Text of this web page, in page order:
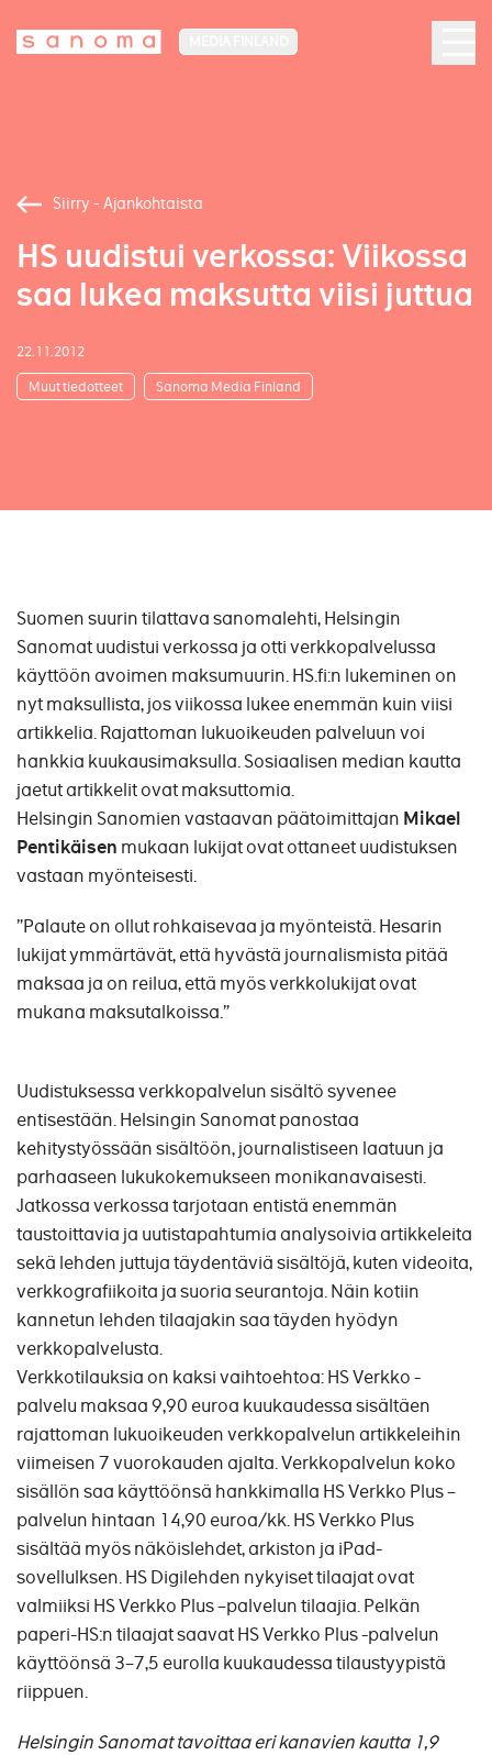
Siirry - Ajankohtaista
HS uudistui verkossa: Viikossa
saa lukea maksutta viisi juttua
22.11.2012
Muut tiedotteet Sanoma Media Finland
Suomen suurin tilattava sanomalehti, Helsingin
Sanomat uudistui verkossa ja otti verkkopalvelussa
käyttöön avoimen maksumuurin. HS.fi:n lukeminen on
nyt maksullista, jos viikossa lukee enemmän kuin viisi
artikkelia. Rajattoman lukuoikeuden palveluun voi
hankkia kuukausimaksulla. Sosiaalisen median kautta
jaetut artikkelit ovat maksuttomia.
Helsingin Sanomien vastaavan päätoimittajan Mikael
Pentikäisen mukaan lukijat ovat ottaneet uudistuksen
vastaan myönteisesti.
”Palaute on ollut rohkaisevaa ja myönteistä. Hesarin
lukijat ymmärtävät, että hyvästä journalismista pitää
maksaa ja on reilua, että myös verkkolukijat ovat
mukana maksutalkoissa.”
Uudistuksessa verkkopalvelun sisältö syvenee
entisestään. Helsingin Sanomat panostaa
kehitystyössään sisältöön, journalistiseen laatuun ja
parhaaseen lukukokemukseen monikanavaisesti.
Jatkossa verkossa tarjotaan entistä enemmän
taustoittavia ja uutistapahtumia analysoivia artikkeleita
sekä lehden juttuja täydentäviä sisältöjä, kuten videoita,
verkkografiikoita ja suoria seurantoja. Näin kotiin
kannetun lehden tilaajakin saa täyden hyödyn
verkkopalvelusta.
Verkkotilauksia on kaksi vaihtoehtoa: HS Verkko -
palvelu maksaa 9,90 euroa kuukaudessa sisältäen
rajattoman lukuoikeuden verkkopalvelun artikkeleihin
viimeisen 7 vuorokauden ajalta. Verkkopalvelun koko
sisällön saa käyttöönsä hankkimalla HS Verkko Plus –
palvelun hintaan 14,90 euroa/kk. HS Verkko Plus
sisältää myös näköislehdet, arkiston ja iPad-
sovellulksen. HS Digilehden nykyiset tilaajat ovat
valmiiksi HS Verkko Plus –palvelun tilaajia. Pelkän
paperi-HS:n tilaajat saavat HS Verkko Plus -palvelun
käyttöönsä 3–7,5 eurolla kuukaudessa tilaustyypistä
riippuen.
Helsingin Sanomat tavoittaa eri kanavien kautta 1,9